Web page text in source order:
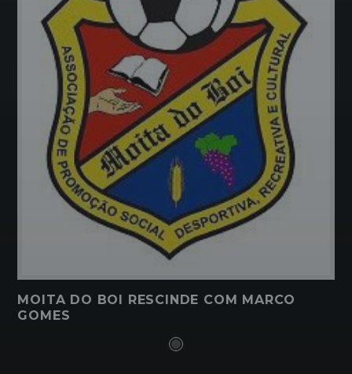
MOITA DO BOI RESCINDE COM MARCO
GOMES